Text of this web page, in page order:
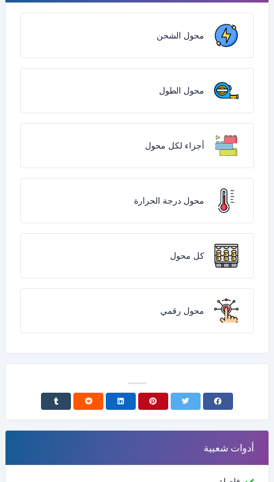
محول الشحن
محول الطول
أجزاء لكل محول
محول درجة الحرارة
كل محول
محول رقمي
أدوات شعبية